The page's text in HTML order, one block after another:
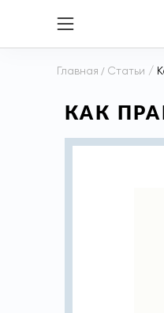
Главная / Статьи /
КАК